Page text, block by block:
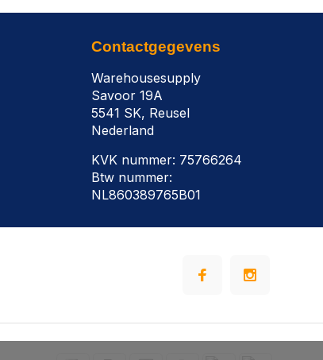
Contactgegevens
Warehousesupply
Savoor 19A
5541 SK, Reusel
Nederland
KVK nummer: 75766264
Btw nummer:
NL860389765B01